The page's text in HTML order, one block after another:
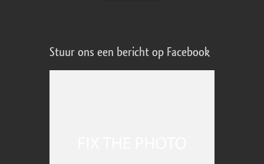
Stuur ons een bericht op Facebook